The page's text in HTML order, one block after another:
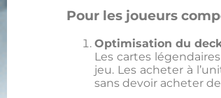
Pour les joueurs
Optimisation du
Les cartes
jeu. Les acheter à
sans devoir acheter